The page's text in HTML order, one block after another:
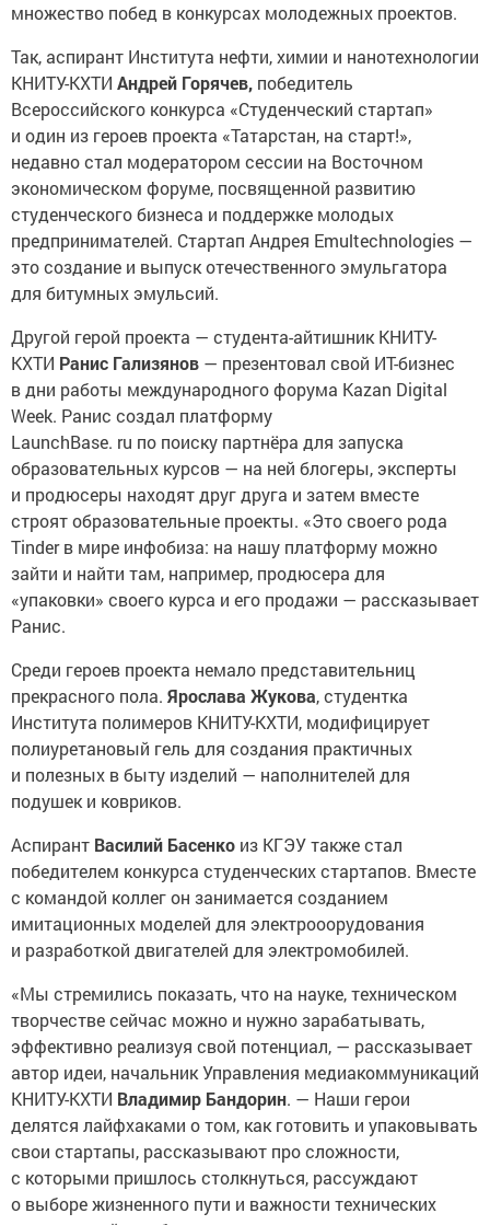
множество побед в конкурсах молодежных проектов.
Так, аспирант Института нефти, химии и нанотехнологии
КНИТУ-КХТИ Андрей Горячев, победитель
Всероссийского конкурса «Студенческий стартап»
и один из героев проекта «Татарстан, на старт!»,
недавно стал модератором сессии на Восточном
экономическом форуме, посвященной развитию
студенческого бизнеса и поддержке молодых
предпринимателей. Стартап Андрея Emultechnologies —
это создание и выпуск отечественного эмульгатора
для битумных эмульсий.
Другой герой проекта — студента-айтишник КНИТУ-
КХТИ Ранис Гализянов — презентовал свой ИТ-бизнес
в дни работы международного форума Kazan Digital
Week. Ранис создал платформу
LaunchBase. ru по поиску партнёра для запуска
образовательных курсов — на ней блогеры, эксперты
и продюсеры находят друг друга и затем вместе
строят образовательные проекты. «Это своего рода
Tinder в мире инфобиза: на нашу платформу можно
зайти и найти там, например, продюсера для
«упаковки» своего курса и его продажи — рассказывает
Ранис.
Среди героев проекта немало представительниц
прекрасного пола. Ярослава Жукова, студентка
Института полимеров КНИТУ-КХТИ, модифицирует
полиуретановый гель для создания практичных
и полезных в быту изделий — наполнителей для
подушек и ковриков.
Аспирант Василий Басенко из КГЭУ также стал
победителем конкурса студенческих стартапов. Вместе
с командой коллег он занимается созданием
имитационных моделей для электрооорудования
и разработкой двигателей для электромобилей.
«Мы стремились показать, что на науке, техническом
творчестве сейчас можно и нужно зарабатывать,
эффективно реализуя свой потенциал, — рассказывает
автор идеи, начальник Управления медиакоммуникаций
КНИТУ-КХТИ Владимир Бандорин. — Наши герои
делятся лайфхаками о том, как готовить и упаковывать
свои стартапы, рассказывают про сложности,
с которыми пришлось столкнуться, рассуждают
о выборе жизненного пути и важности технических